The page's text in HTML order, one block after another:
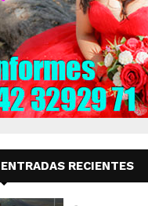
ENTRADAS RECIENTES